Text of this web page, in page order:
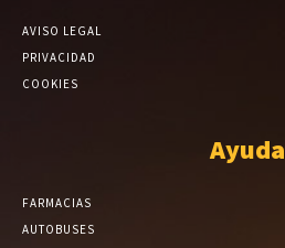
AVISO LEGAL
PRIVACIDAD
COOKIES
Ayuda
FARMACIAS
AUTOBUSES